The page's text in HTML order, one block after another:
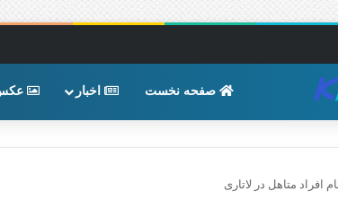
صفحه نخست اخبار
افراد متاهل در لاتاری